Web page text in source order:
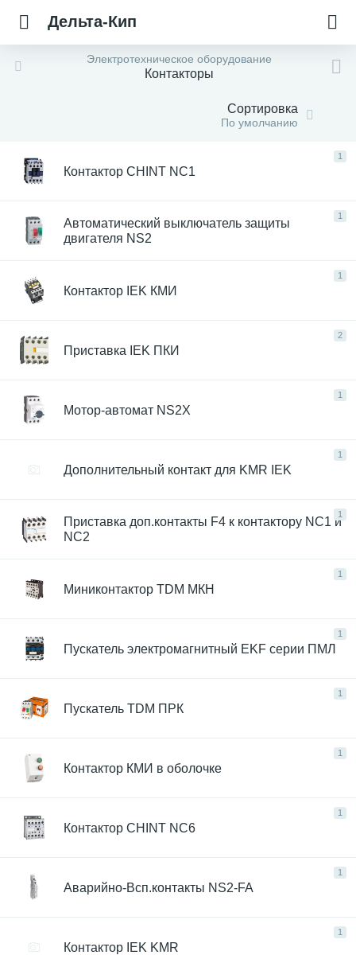
Дельта-Кип
Электротехническое оборудование
Контакторы
Сортировка
По умолчанию
1
Контактор CHINT NC1
1
Автоматический выключатель защиты
двигателя NS2
1
Контактор IEK КМИ
2
Приставка IEK ПКИ
1
Мотор-автомат NS2X
1
Дополнительный контакт для KMR IEK
1
Приставка доп.контакты F4 к контактору NC1 и
NC2
1
Миниконтактор TDM МКН
1
Пускатель электромагнитный EKF серии ПМЛ
1
Пускатель TDM ПРК
1
Контактор КМИ в оболочке
1
Контактор CHINT NC6
1
Аварийно-Всп.контакты NS2-FA
1
Контактор IEK KMR